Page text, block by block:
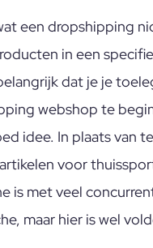
een dropshipping
in een
dat je je
webshop te
idee. In plaats van
voor
is met veel
maar hier is wel